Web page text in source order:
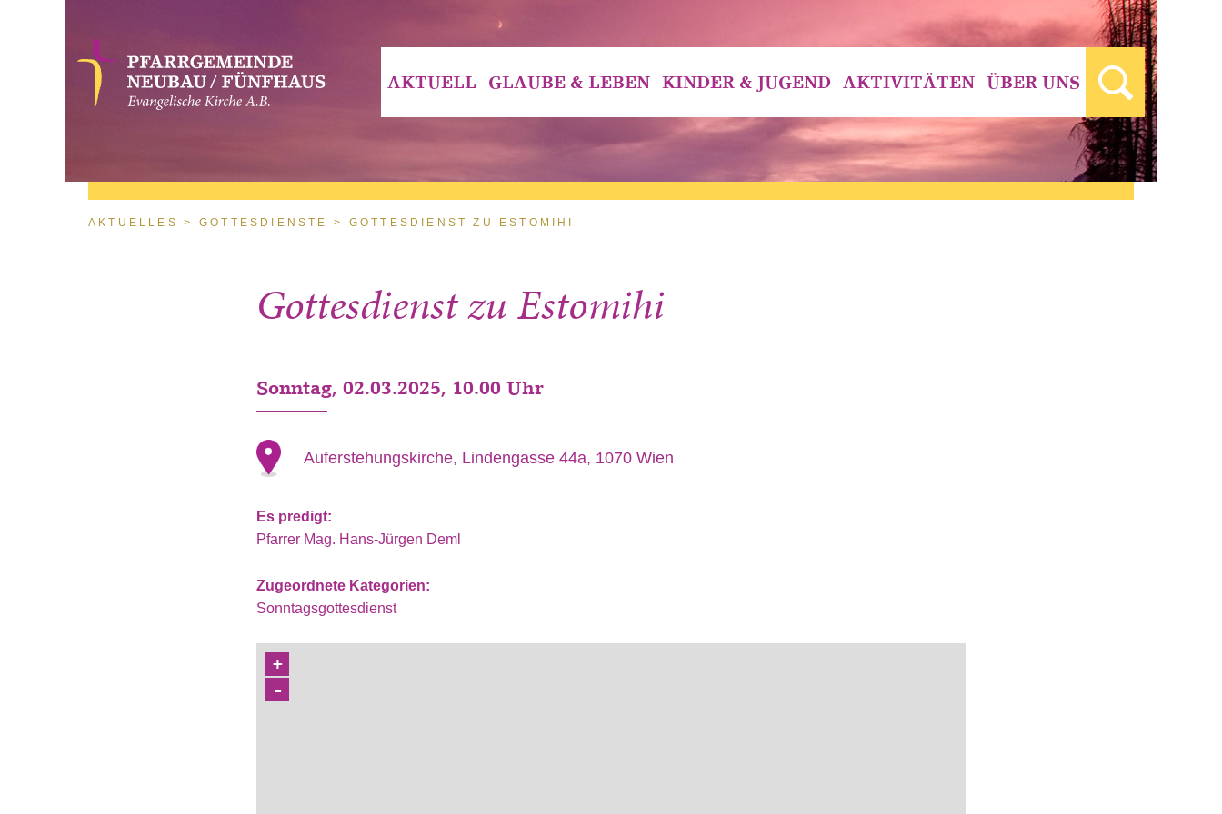
AKTUELL GLAUBE & LEBEN KINDER & JUGEND AKTIVITÄTEN ÜBER UNS
Sie sind hier
AKTUELLES GOTTESDIENSTE GOTTESDIENST ZU ESTOMIHI
Gottesdienst zu Estomihi
Sonntag, 02.03.2025, 10.00 Uhr
Auferstehungskirche, Lindengasse 44a, 1070 Wien
Es predigt:
Pfarrer Mag. Hans-Jürgen Deml
Zugeordnete Kategorien:
Sonntagsgottesdienst
+
-